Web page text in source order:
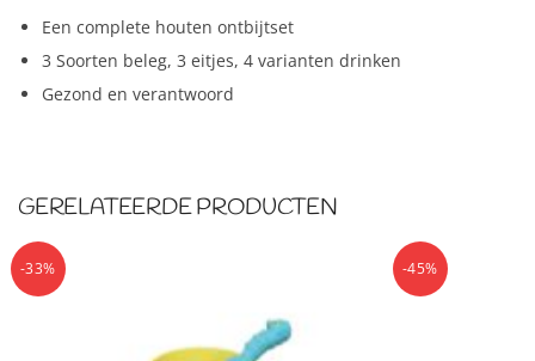
Een complete houten ontbijtset
3 Soorten beleg, 3 eitjes, 4 varianten drinken
Gezond en verantwoord
GERELATEERDE PRODUCTEN
-33% -45%